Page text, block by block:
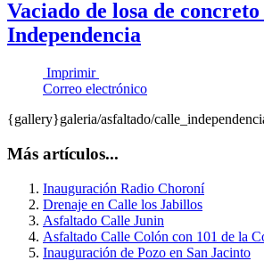
Vaciado de losa de
Independencia
Imprimir
Correo electrónico
{gallery}galeria/asfaltado/
Más artículos...
Inauguración Radio Choroní
Drenaje en Calle los Jabillos
Asfaltado Calle Junin
Asfaltado Calle Colón con 101 de la
Inauguración de Pozo en San Jacinto